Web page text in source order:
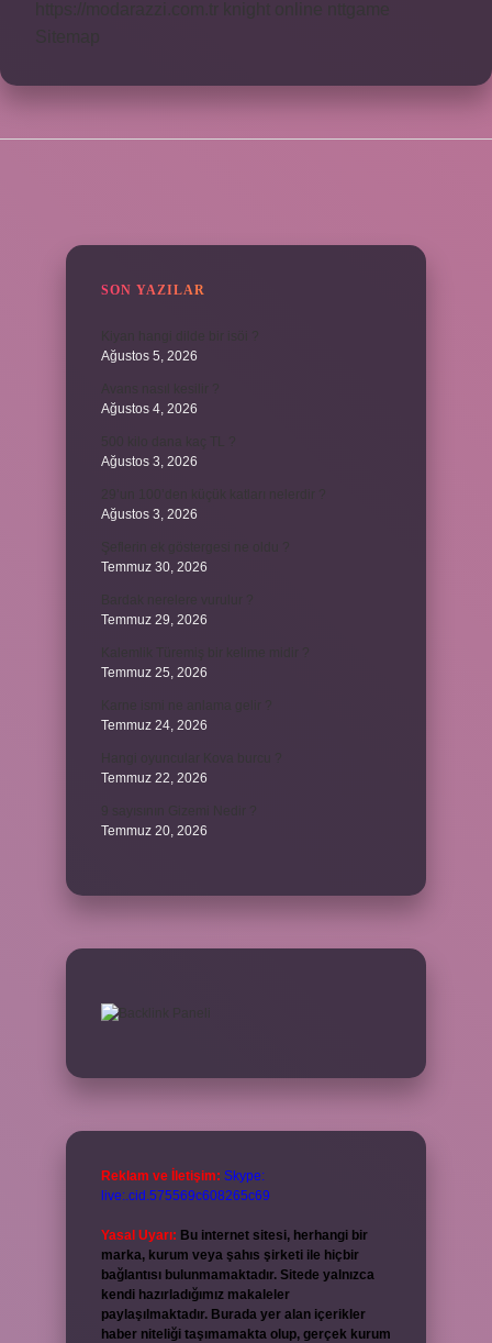
SON YAZILAR
Ağustos 5, 2026
Ağustos 4, 2026
Ağustos 3, 2026
Ağustos 3, 2026
Temmuz 30, 2026
Temmuz 29, 2026
Temmuz 25, 2026
Temmuz 24, 2026
Temmuz 22, 2026
Temmuz 20, 2026
Reklam ve İletişim: Skype:
live:.cid.575569c608265c69
Yasal Uyarı: Bu internet sitesi, herhangi bir
marka, kurum veya şahıs şirketi ile hiçbir
bağlantısı bulunmamaktadır. Sitede yalnızca
kendi hazırladığımız makaleler
paylaşılmaktadır. Burada yer alan içerikler
haber niteliği taşımamakta olup, gerçek kurum